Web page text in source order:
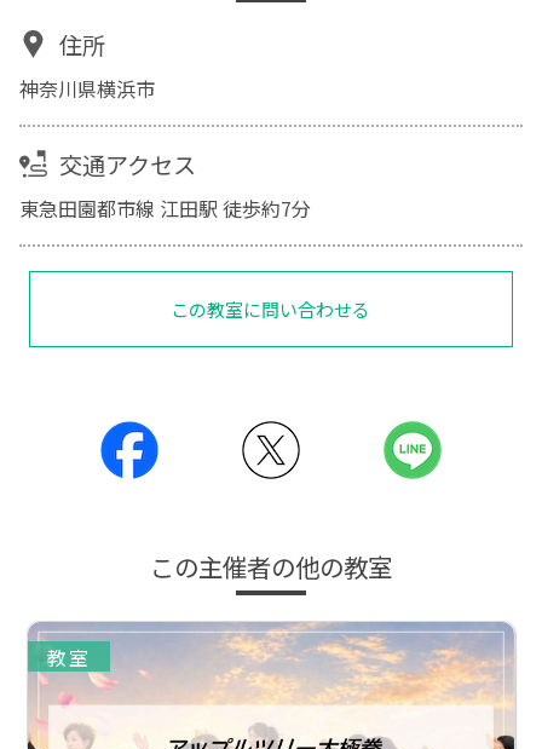
住所
神奈川県横浜市
交通アクセス
東急田園都市線 江田駅 徒歩約7分
この教室に問い合わせる
この主催者の他の教室
教室